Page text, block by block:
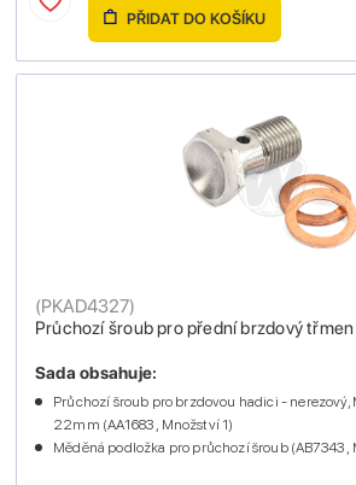
PŘIDAT DO KOŠÍKU
Průchozí šroub pro přední brzdový
(PKAD4327)
Sada obsahuje:
Průchozí šroub pro brzdovou hadici - nerezový,
22mm (AA1683 , Množství 1)
Měděná podložka pro průchozí šroub (AB7343 ,